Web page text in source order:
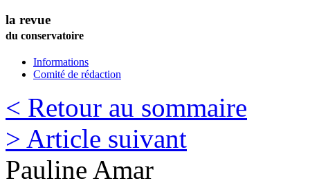
la revue
du conservatoire
Informations
Comité de rédaction
< Retour au sommaire
> Article suivant
Pauline Amar